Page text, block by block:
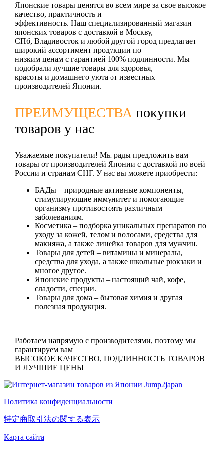
Японские товары ценятся во всем мире за свое высокое
качество, практичность и
эффективность. Наш специализированный магазин
японских товаров с доставкой в Москву,
СПб, Владивосток и любой другой город предлагает
широкий ассортимент продукции по
низким ценам с гарантией 100% подлинности. Мы
подобрали лучшие товары для здоровья,
красоты и домашнего уюта от известных
производителей Японии.
ПРЕИМУЩЕСТВА покупки
товаров у нас
Уважаемые покупатели! Мы рады предложить вам
товары от производителей Японии с доставкой по всей
России и странам СНГ. У нас вы можете приобрести:
БАДы– природные активные компоненты,
стимулирующие иммунитет и помогающие
организму противостоять различным
заболеваниям.
Косметика – подборка уникальных препаратов по
уходу за кожей, телом и волосами, средства для
макияжа, а также линейка товаров для мужчин.
Товары для детей – витамины и минералы,
средства для ухода, а также школьные рюкзаки и
многое другое.
Японские продукты– настоящий чай, кофе,
сладости, специи.
Товары для дома – бытовая химия и другая
полезная продукция.
Работаем напрямую с производителями, поэтому мы
гарантируем вам
ВЫСОКОЕ КАЧЕСТВО, ПОДЛИННОСТЬ ТОВАРОВ
И ЛУЧШИЕ ЦЕНЫ
Политика конфиденциальности
特定商取引法の関する表示
Карта сайта